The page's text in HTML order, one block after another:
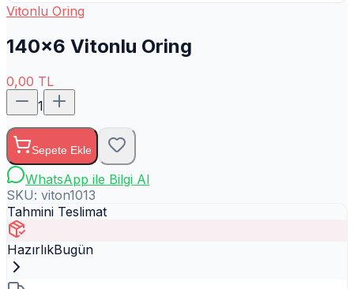
Vitonlu Oring
140x6 Vitonlu Oring
0,00 TL
1
Sepete Ekle
WhatsApp ile Bilgi Al
SKU: viton1013
Tahmini Teslimat
HazırlıkBugün